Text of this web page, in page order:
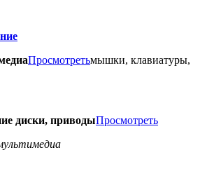
Просмотретьмышки, клавиатуры,
диски, приводыПросмотреть